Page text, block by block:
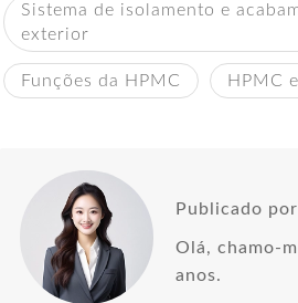
Sistema de isolamento e
exterior
Funções da HPMC HPMC
Publicado
Olá, chamo-
anos.